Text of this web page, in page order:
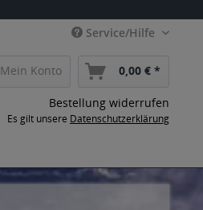
Service/Hilfe
Mein Konto 0,00 € *
Bestellung widerrufen
Es gilt unsere Datenschutzerklärung